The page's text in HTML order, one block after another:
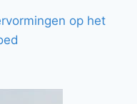
op het